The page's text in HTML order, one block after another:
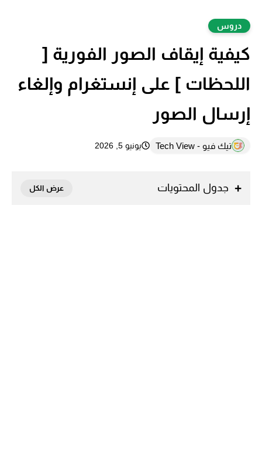
دروس
كيفية إيقاف الصور الفورية [
اللحظات ] على إنستغرام وإلغاء
إرسال الصور
تيك فيو - Tech View يونيو 5, 2026
جدول المحتويات